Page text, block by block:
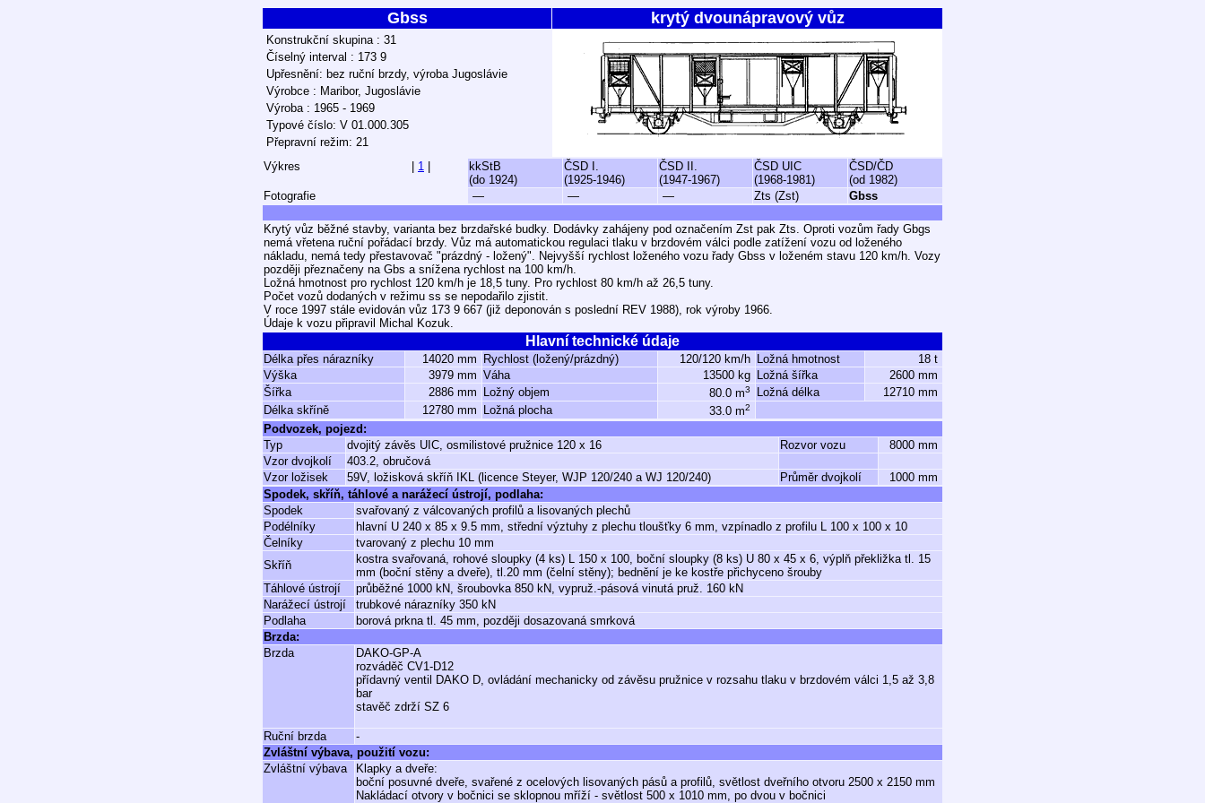
Gbss krytý dvounápravový vůz
Konstrukční skupina : 31
Číselný interval : 173 9
Upřesnění: bez ruční brzdy, výroba Jugoslávie
Výrobce : Maribor, Jugoslávie
Výroba : 1965 - 1969
Typové číslo: V 01.000.305
Přepravní režim: 21
Výkres
1
kkStB
(do 1924)
ČSD I.
(1925-1946)
ČSD II.
(1947-1967)
ČSD UIC
(1968-1981)
ČSD/ČD
(od 1982)
Fotografie
— — — Zts (Zst) Gbss
Krytý vůz běžné stavby, varianta bez brzdařské budky. Dodávky zahájeny pod označením Zst pak Zts. Oproti vozům řady Gbgs
nemá vřetena ruční pořádací brzdy. Vůz má automatickou regulaci tlaku v brzdovém válci podle zatížení vozu od loženého
nákladu, nemá tedy přestavovač "prázdný - ložený". Nejvyšší rychlost loženého vozu řady Gbss v loženém stavu 120 km/h. Vozy
později přeznačeny na Gbs a snížena rychlost na 100 km/h.
Ložná hmotnost pro rychlost 120 km/h je 18,5 tuny. Pro rychlost 80 km/h až 26,5 tuny.
Počet vozů dodaných v režimu ss se nepodařilo zjistit.
V roce 1997 stále evidován vůz 173 9 667 (již deponován s poslední REV 1988), rok výroby 1966.
Údaje k vozu připravil Michal Kozuk.
Hlavní technické údaje
Délka přes nárazníky 14020 mm Rychlost (ložený/prázdný) 120/120 km/h Ložná hmotnost
18 t
Výška
3979 mm Váha 13500 kg Ložná šířka
2600 mm
Šířka
2886 mm Ložný objem 80.0 m3 Ložná délka
12710 mm
Délka skříně
12780 mm Ložná plocha 33.0 m2
Podvozek, pojezd:
Typ
dvojitý závěs UIC, osmilistové pružnice 120 x 16 Rozvor vozu
8000 mm
Vzor dvojkolí
403.2, obručová
Vzor ložisek
59V, ložisková skříň IKL (licence Steyer, WJP 120/240 a WJ 120/240) Průměr dvojkolí
1000 mm
Spodek, skříň, táhlové a narážecí ústrojí, podlaha:
Spodek
svařovaný z válcovaných profilů a lisovaných plechů
Podélníky
hlavní U 240 x 85 x 9.5 mm, střední výztuhy z plechu tloušťky 6 mm, vzpínadlo z profilu L 100 x 100 x 10
Čelníky
tvarovaný z plechu 10 mm
Skříň
kostra svařovaná, rohové sloupky (4 ks) L 150 x 100, boční sloupky (8 ks) U 80 x 45 x 6, výplň překližka tl. 15
mm (boční stěny a dveře), tl.20 mm (čelní stěny); bednění je ke kostře přichyceno šrouby
Táhlové ústrojí
průběžné 1000 kN, šroubovka 850 kN, vypruž.-pásová vinutá pruž. 160 kN
Narážecí ústrojí
trubkové nárazníky 350 kN
Podlaha
borová prkna tl. 45 mm, později dosazovaná smrková
Brzda:
Brzda
DAKO-GP-A
rozváděč CV1-D12
přídavný ventil DAKO D, ovládání mechanicky od závěsu pružnice v rozsahu tlaku v brzdovém válci 1,5 až 3,8
bar
stavěč zdrží SZ 6
Ruční brzda
-
Zvláštní výbava, použití vozu:
Zvláštní výbava
Klapky a dveře:
boční posuvné dveře, svařené z ocelových lisovaných pásů a profilů, světlost dveřního otvoru 2500 x 2150 mm
Nakládací otvory v bočnici se sklopnou mříží - světlost 500 x 1010 mm, po dvou v bočnici